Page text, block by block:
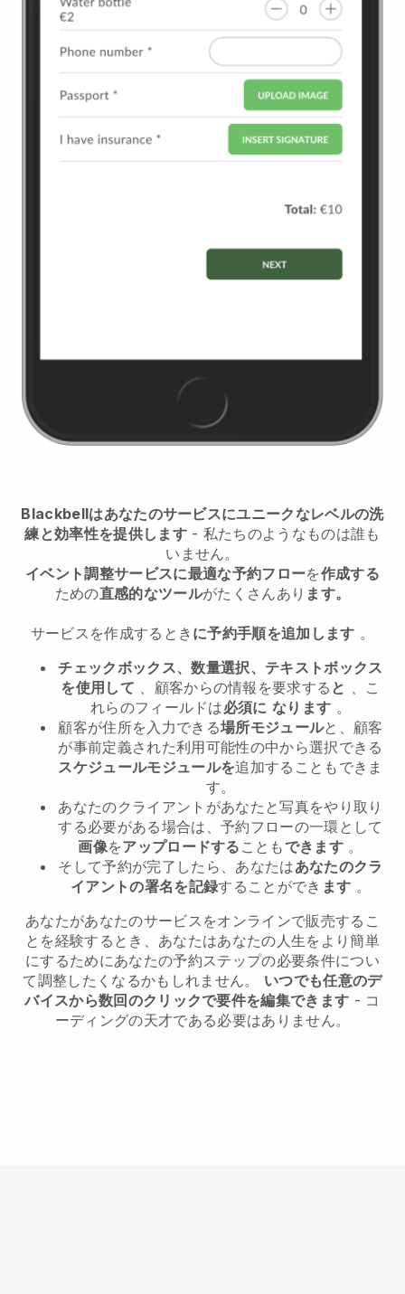
Blackbellはあなたのサービスにユニークなレベルの洗
練と効率性を提供します- 私たちのようなものは誰も
いません。
イベント調整サービスに最適な予約フローを作成する
ための直感的なツールがたくさんあり ます。
サービスを作成するとき に予約手順を追加します 。
チェックボックス、数量選択、テキストボックス
を使用して 、顧客からの情報を要求する と
、こ
れらのフィールドは必須に なります 。
顧客が住所を入力できる場所モジュールと、顧客
が事前定義された利用可能性の中から選択できる
スケジュールモジュールを追加することもできま
す。
あなたのクライアントがあなたと写真をやり取り
する必要がある場合は、予約フローの一環として
画像をアップロードする こともできます 。
そして予約が完了したら、あなたはあなたのクラ
イアントの署名を記録することができ ます 。
あなたがあなたのサービスをオンラインで販売するこ
とを経験するとき、あなたはあなたの人生をより簡単
にするためにあなたの予約ステップの必要条件につい
て調整したくなるかもしれません。 いつでも任意のデ
バイスから数回のクリックで要件を編集できます - コ
ーディングの天才である必要はありません。